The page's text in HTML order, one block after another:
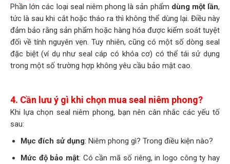
Phần lớn các loại seal niêm phong là sản phẩm dùng một lần,
tức là sau khi cắt hoặc tháo ra thì không thể dùng lại. Điều này
đảm bảo rằng sản phẩm hoặc hàng hóa được kiểm soát tuyệt
đối về tính nguyên vẹn. Tuy nhiên, cũng có một số dòng seal
đặc biệt (ví dụ như seal cáp có khóa cơ) có thể tái sử dụng
trong một số trường hợp không yêu cầu bảo mật cao.
4. Cần lưu ý gì khi chọn mua seal niêm phong?
Khi lựa chọn seal niêm phong, bạn nên cân nhắc các yếu tố
sau:
Mục đích sử dụng: Niêm phong gì? Trong điều kiện nào?
Mức độ bảo mật: Có cần mã số riêng, in logo công ty hay